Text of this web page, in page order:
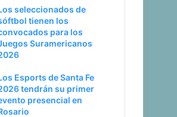
seleccionados de
tienen los
para los
Suramericanos
Esports de Santa Fe
tendrán su primer
presencial en